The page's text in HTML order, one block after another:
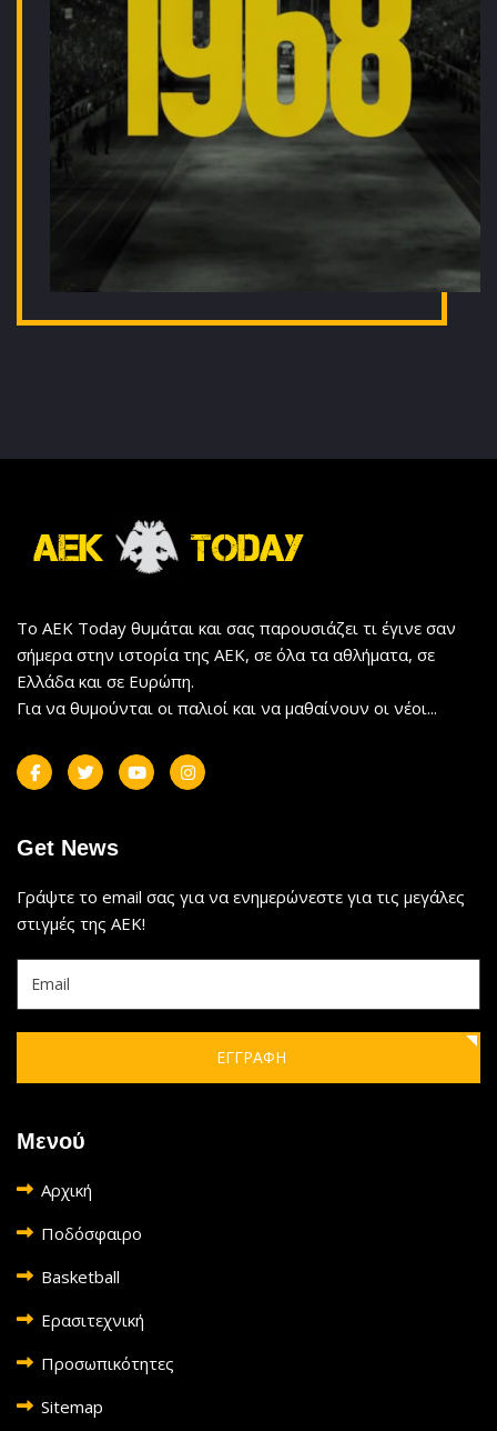
Το AEK Today θυμάται και σας παρουσιάζει τι έγινε σαν
σήμερα στην ιστορία της ΑΕΚ, σε όλα τα αθλήματα, σε
Ελλάδα και σε Ευρώπη.
Για να θυμούνται οι παλιοί και να μαθαίνουν οι νέοι...
Get News
Γράψτε το email σας για να ενημερώνεστε για τις μεγάλες
στιγμές της ΑΕΚ!
ΕΓΓΡΑΦΗ
Μενού
Αρχική
Ποδόσφαιρο
Basketball
Ερασιτεχνική
Προσωπικότητες
Sitemap